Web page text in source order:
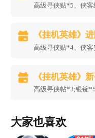
高级寻侠贴*5、侠
《挂机英雄》
高级寻侠贴*4、侠
《挂机英雄》
高级寻侠帖*3;银锭
大家也喜欢